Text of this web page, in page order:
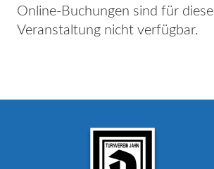
Online-Buchungen sind für diese
Veranstaltung nicht verfügbar.